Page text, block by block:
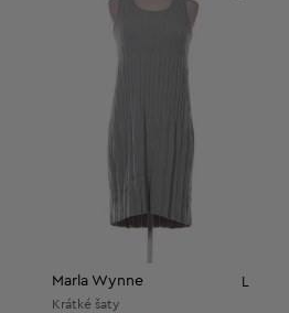
Marla Wynne
Krátké šaty